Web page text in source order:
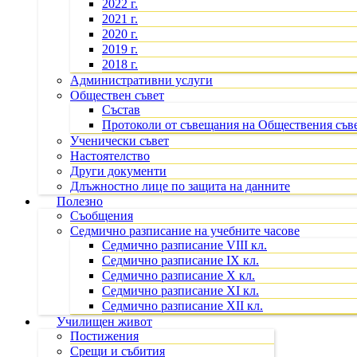
2022 г.
2021 г.
2020 г.
2019 г.
2018 г.
Административни услуги
Обществен съвет
Състав
Протоколи от съвещания на Обществения
Ученически съвет
Настоятелство
Други документи
Длъжностно лице по защита на данните
Полезно
Съобщения
Седмично разписание на учебните часове
Седмично разписание VIII кл.
Седмично разписание IX кл.
Седмично разписание X кл.
Седмично разписание XI кл.
Седмично разписание XII кл.
Училищен живот
Постижения
Срещи и събития